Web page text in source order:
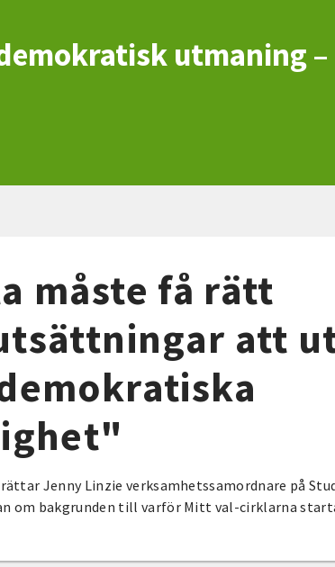
utmaning
måste få rätt
att
Jenny Linzie verksamhetssamordnare på
om bakgrunden till varför Mitt val-cirklarna